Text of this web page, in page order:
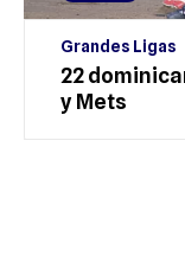
Grandes Ligas
22
y Mets